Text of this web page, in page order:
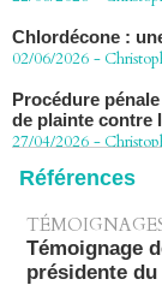
02/06/2026 -
de plainte contre
27/04/2026 -
collective ouverte
Références
Témoignage
présidente du